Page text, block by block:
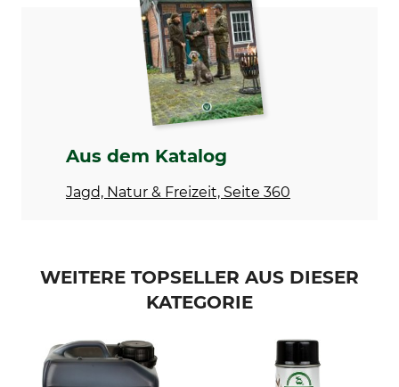
Sikawild
Rotwild
Schwarzwild
Füchse
Marder
Waschbären
Lockmittel
Anisöl
Aus dem Katalog
Jagd, Natur & Freizeit, Seite 360
WEITERE TOPSELLER AUS DIESER
KATEGORIE